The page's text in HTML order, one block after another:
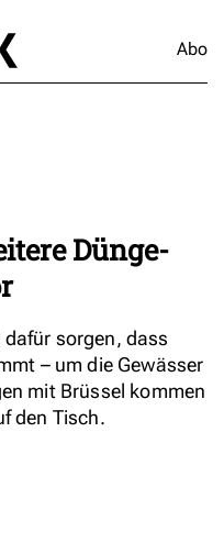
Abo
Dünge-
sorgen, dass
– um die Gewässer
mit Brüssel kommen
den Tisch.